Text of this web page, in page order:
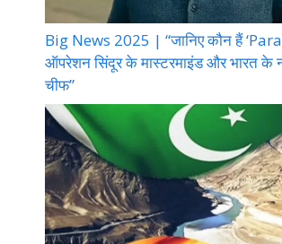
Big News 2025 | “जानिए कौन हैं
ऑपरेशन सिंदूर के मास्टरमाइंड और भारत के
चीफ”